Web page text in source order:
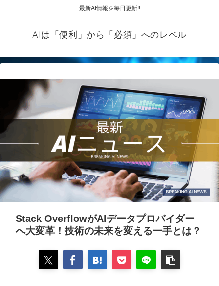
最新AI情報を毎日更新‼
AIは「便利」から「必須」へのレベル
Stack OverflowがAIデータプロバイダー
へ大変革！技術の未来を変える一手とは？